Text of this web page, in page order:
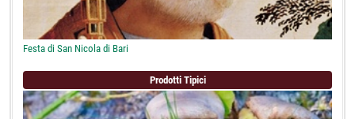
Festa di San Nicola di Bari
Prodotti Tipici